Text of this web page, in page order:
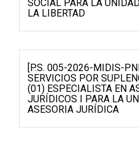
SOCIAL PARA LA
LA LIBERTAD
[P.S. 005-2026-MIDIS-
SERVICIOS POR
(01) ESPECIALISTA EN
JURÍDICOS I PARA LA
ASESORIA JURÍDICA